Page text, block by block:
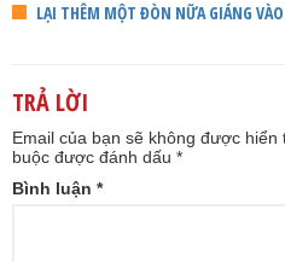
LẠI THÊM MỘT ĐÒN NỮA GIÁNG
TRẢ LỜI
Email của bạn sẽ không được hiển
buộc được đánh dấu *
Bình luận *